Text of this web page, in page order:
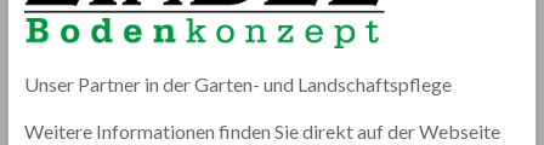
Unser Partner in der Garten- und Landschaftspflege
Weitere Informationen finden Sie direkt auf der Webseite